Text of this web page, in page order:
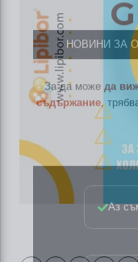
НОВИНИ ЗА
За да можеда
съдържание
,
Аз
Не